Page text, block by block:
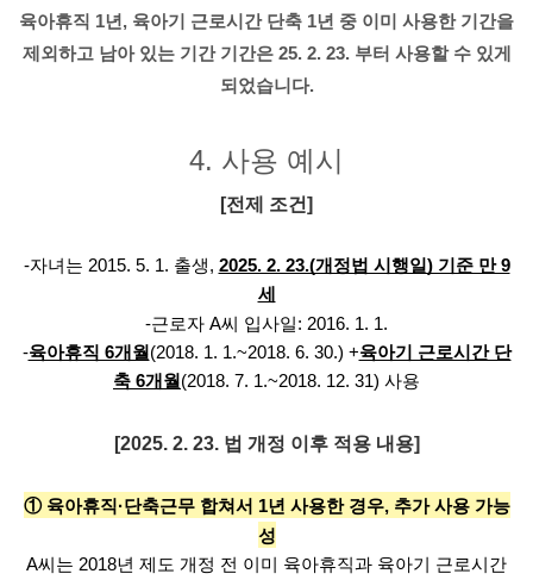
육아휴직 1년, 육아기 근로시간 단축 1년 중 이미 사용한 기간을
제외하고 남아 있는 기간 기간은 25. 2. 23. 부터 사용할 수 있게
되었습니다.
4. 사용 예시
[전제 조건]
-자녀는 2015. 5. 1. 출생, 2025. 2. 23.(개정법 시행일) 기준 만 9
세
-근로자 A씨 입사일: 2016. 1. 1.
-육아휴직 6개월(2018. 1. 1.~2018. 6. 30.) +육아기 근로시간 단
축 6개월(2018. 7. 1.~2018. 12. 31) 사용
[2025. 2. 23. 법 개정 이후 적용 내용]
① 육아휴직·단축근무 합쳐서 1년 사용한 경우, 추가 사용 가능
성
A씨는 2018년 제도 개정 전 이미 육아휴직과 육아기 근로시간